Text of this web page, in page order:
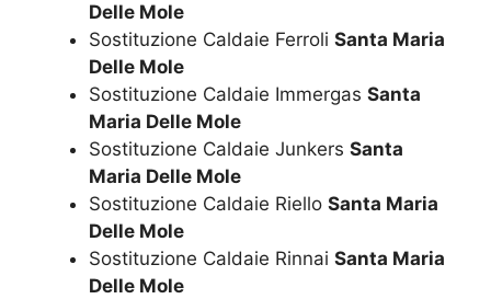
Delle Mole
Sostituzione Caldaie Ferroli Santa Maria
Delle Mole
Sostituzione Caldaie Immergas Santa
Maria Delle Mole
Sostituzione Caldaie Junkers Santa
Maria Delle Mole
Sostituzione Caldaie Riello Santa Maria
Delle Mole
Sostituzione Caldaie Rinnai Santa Maria
Delle Mole